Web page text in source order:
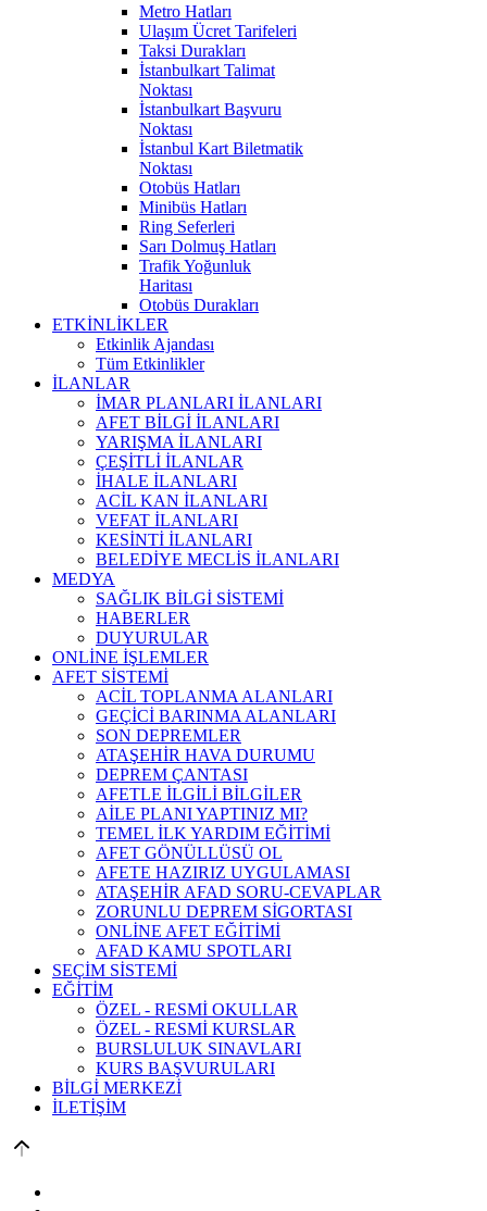
Metro Hatları
Ulaşım Ücret Tarifeleri
Taksi Durakları
İstanbulkart Talimat
Noktası
İstanbulkart Başvuru
Noktası
İstanbul Kart Biletmatik
Noktası
Otobüs Hatları
Minibüs Hatları
Ring Seferleri
Sarı Dolmuş Hatları
Trafik Yoğunluk
Haritası
Otobüs Durakları
ETKİNLİKLER
Etkinlik Ajandası
Tüm Etkinlikler
İLANLAR
İMAR PLANLARI İLANLARI
AFET BİLGİ İLANLARI
YARIŞMA İLANLARI
ÇEŞİTLİ İLANLAR
İHALE İLANLARI
ACİL KAN İLANLARI
VEFAT İLANLARI
KESİNTİ İLANLARI
BELEDİYE MECLİS İLANLARI
MEDYA
SAĞLIK BİLGİ SİSTEMİ
HABERLER
DUYURULAR
ONLİNE İŞLEMLER
AFET SİSTEMİ
ACİL TOPLANMA ALANLARI
GEÇİCİ BARINMA ALANLARI
SON DEPREMLER
ATAŞEHİR HAVA DURUMU
DEPREM ÇANTASI
AFETLE İLGİLİ BİLGİLER
AİLE PLANI YAPTINIZ MI?
TEMEL İLK YARDIM EĞİTİMİ
AFET GÖNÜLLÜSÜ OL
AFETE HAZIRIZ UYGULAMASI
ATAŞEHİR AFAD SORU-CEVAPLAR
ZORUNLU DEPREM SİGORTASI
ONLİNE AFET EĞİTİMİ
AFAD KAMU SPOTLARI
SEÇİM SİSTEMİ
EĞİTİM
ÖZEL - RESMİ OKULLAR
ÖZEL - RESMİ KURSLAR
BURSLULUK SINAVLARI
KURS BAŞVURULARI
BİLGİ MERKEZİ
İLETİŞİM